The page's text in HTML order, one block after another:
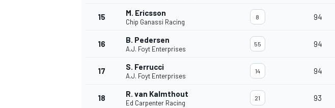
15 M. Ericsson
Chip Ganassi Racing
8 94
16 B. Pedersen
A.J. Foyt Enterprises
55 94
17 S. Ferrucci
A.J. Foyt Enterprises
14 94
18 R. van Kalmthout
Ed Carpenter Racing
21 93